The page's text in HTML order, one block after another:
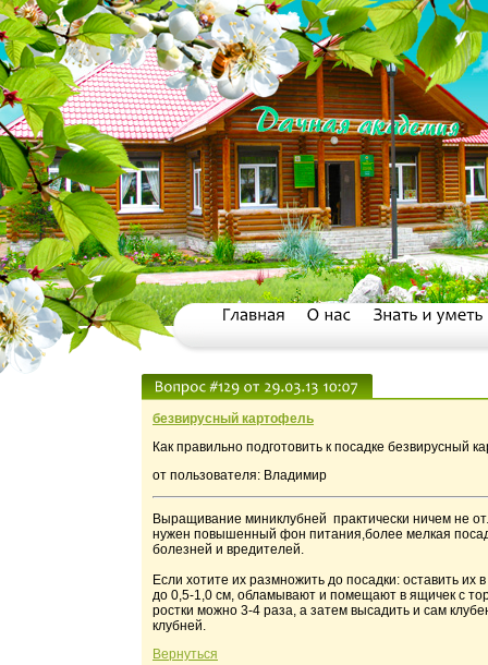
безвирусный картофель
Как правильно подготовить к посадке безвирусный
от пользователя: Владимир
Выращивание миниклубней практически ничем не
нужен повышенный фон питания,более мелкая
болезней и вредителей.
Если хотите их размножить до посадки: оставить
до 0,5-1,0 см, обламывают и помещают в ящичек с
ростки можно 3-4 раза, а затем высадить и сам
клубней.
Вернуться